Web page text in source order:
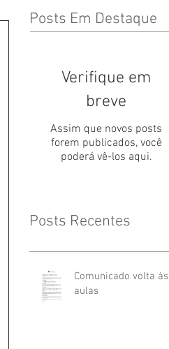
Posts Em Destaque
Verifique em
breve
Assim que novos posts
forem publicados, você
poderá vê-los aqui.
Posts Recentes
Comunicado volta às
aulas